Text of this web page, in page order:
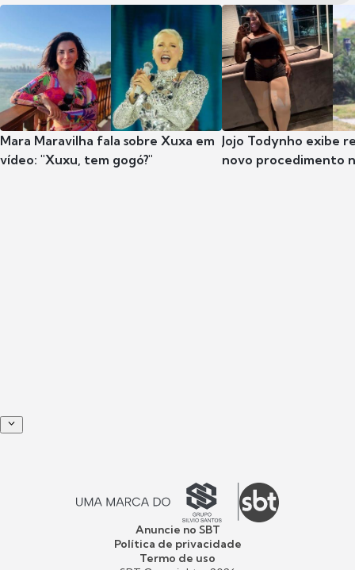
Mara Maravilha fala sobre Xuxa em
vídeo: "Xuxu, tem gogó?"
Jojo Todynho exibe
novo procedimento
Anuncie no SBT
Política de privacidade
Termo de uso